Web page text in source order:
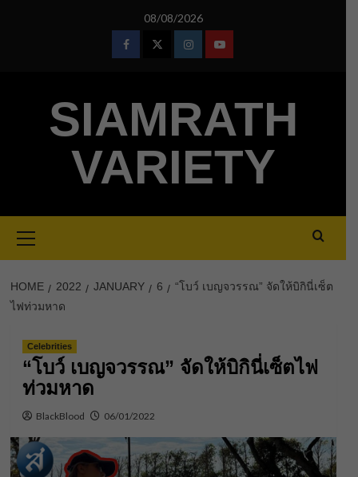
08/08/2026
FacebookTwitterInstagramYoutube
SIAMRATH
VARIETY
Menu
HOME 2022 JANUARY 6
“โบว์ เบญจวรรณ” จัดให้บิกินี่เซ็ต
ไฟท่วมหาด
Celebrities
“โบว์ เบญจวรรณ” จัดให้บิกินี่เซ็ตไฟ
ท่วมหาด
BlackBlood 06/01/2022